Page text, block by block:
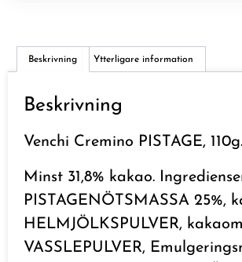
Beskrivning Ytterligare information
Beskrivning
Venchi Cremino PISTAGE, 110g.
Minst 31,8% kakao.
PISTAGENÖTSMASSA 25%,
HELMJÖLKSPULVER,
VASSLEPULVER,